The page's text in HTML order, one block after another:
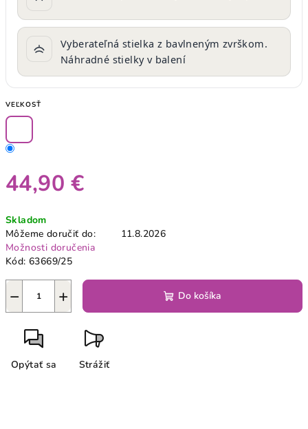
Vyberateľná stielka z bavlneným zvrškom.
Náhradné stielky v balení
VEĽKOSŤ
44,90 €
cena:
Skladom
Môžeme doručiť do:
11.8.2026
Možnosti doručenia
Kód: 63669/25
+
− Do košíka
Opýtať sa Strážiť